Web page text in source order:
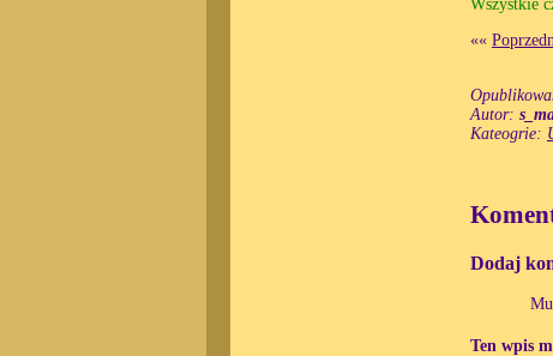
Wszystkie
««
Autor:
Kateogrie:
Dodaj
Ten wpis